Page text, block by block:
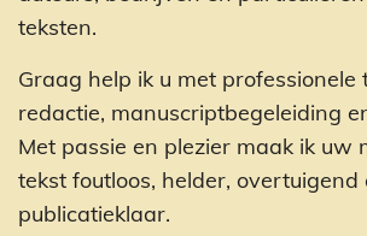
teksten.
Graag help ik u met professionele
redactie, manuscriptbegeleiding
Met passie en plezier maak ik uw
tekst foutloos, helder, overtuigend
publicatieklaar.